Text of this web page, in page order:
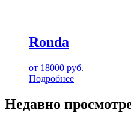
Ronda
от 18000 руб.
Подробнее
Недавно